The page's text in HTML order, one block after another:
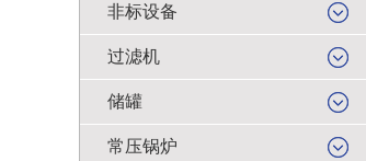
非标设备
过滤机
储罐
常压锅炉